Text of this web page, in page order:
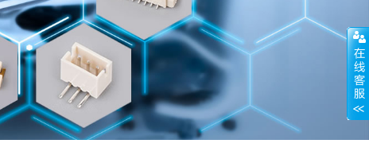
条形连接器
冷压端子系列